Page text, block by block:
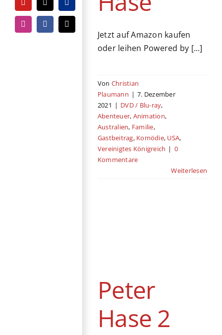
YouTubeTiktokPayPal
InstagramFacebook
E-
Mail
Jetzt auf Amazon kaufen
oder leihen Powered by [...]
Von Christian
Plaumann | 7. Dezember
2021 | DVD / Blu-ray,
Abenteuer, Animation,
Australien, Familie,
Gastbeitrag, Komödie, USA,
Vereinigtes Königreich | 0
Kommentare
Weiterlesen
Peter
Hase 2